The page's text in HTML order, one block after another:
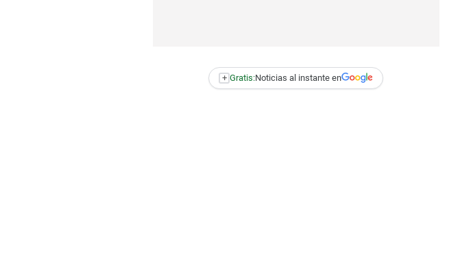
+ Gratis:Noticias al instante en